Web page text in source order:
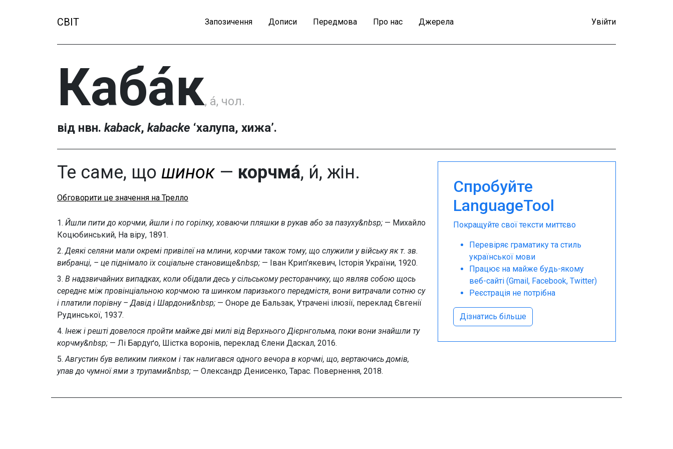
СВІТ Запозичення Дописи Передмова Про нас Джерела Увійти
Каба́к, а́, чол.
від нвн. kaback, kabacke ‘халупа, хижа’.
Те саме, що шинок— корчма́, и́, жін.
Обговорити це значення на Трелло
1. Йшли пити до корчми, йшли і по горілку, ховаючи пляшки в рукав або за пазуху&nbsp; — Михайло
Коцюбинський, На віру, 1891.
2.Деякі селяни мали окремі привілеї на млини, корчми також тому, що служили у війську як т. зв.
вибранці, – це піднімало їх соціальне становище&nbsp; — Іван Крип’якевич, Історія України, 1920.
3. В надзвичайних випадках, коли обідали десь у сільському ресторанчику, що являв собою щось
середнє між провінціальною корчмою та шинком паризького передмістя, вони витрачали сотню су
і платили порівну – Давід і Шардони&nbsp; — Оноре де Бальзак, Утрачені ілюзії, переклад Євгенії
Рудинської, 1937.
4. Інеж і решті довелося пройти майже дві милі від Верхнього Дієрнгольма, поки вони знайшли ту
корчму&nbsp; — Лі Бардуґо, Шістка воронів, переклад Єлени Даскал, 2016.
5.Августин був великим пияком і так налигався одного вечора в корчмі, що, вертаючись домів,
упав до чумної ями з трупами&nbsp; — Олександр Денисенко, Тарас. Повернення, 2018.
Спробуйте
LanguageTool
Покращуйте свої тексти миттєво
Перевіряє граматику та стиль
української мови
Працює на майже будь-якому
веб-сайті (Gmail, Facebook, Twitter)
Реєстрація не потрібна
Дізнатись більше